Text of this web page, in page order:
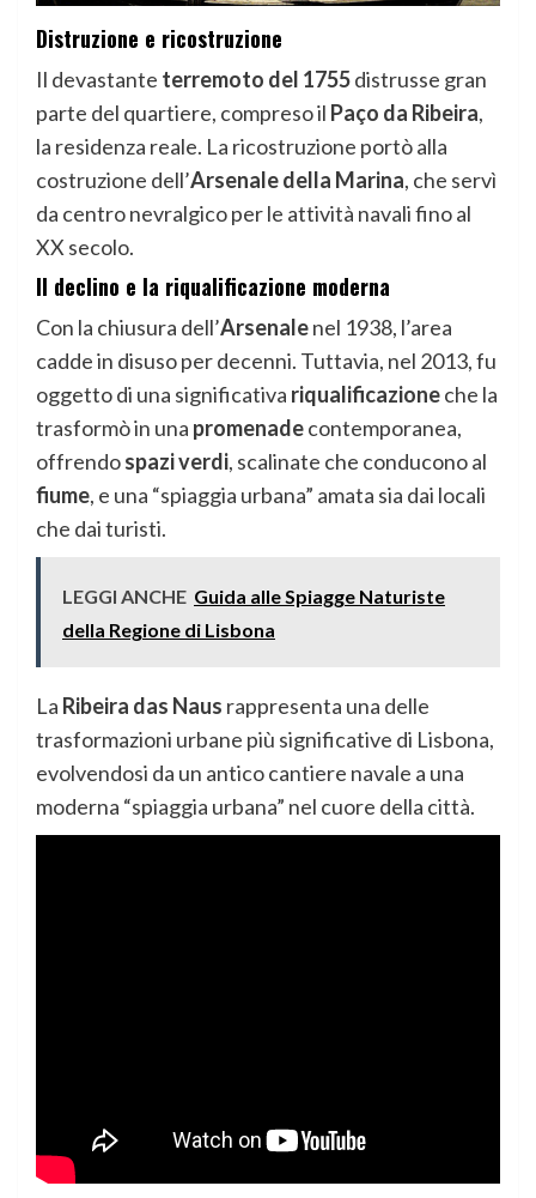
Distruzione e ricostruzione
Il devastante terremoto del 1755distrusse gran
parte del quartiere, compreso il Paço da Ribeira,
la residenza reale. La ricostruzione portò alla
costruzione dell’Arsenale della Marina, che servì
da centro nevralgico per le attività navali fino al
XX secolo.
Il declino e la riqualificazione moderna
Con la chiusura dell’Arsenalenel 1938, l’area
cadde in disuso per decenni. Tuttavia, nel 2013, fu
oggetto di una significativa riqualificazioneche la
trasformò in una promenadecontemporanea,
offrendospazi verdi, scalinate che conducono al
fiume, e una “spiaggia urbana” amata sia dai locali
che dai turisti.
LEGGI ANCHE Guida alle Spiagge Naturiste
della Regione di Lisbona
La Ribeira das Naus rappresenta una delle
trasformazioni urbane più significative di Lisbona,
evolvendosi da un antico cantiere navale a una
moderna “spiaggia urbana” nel cuore della città.